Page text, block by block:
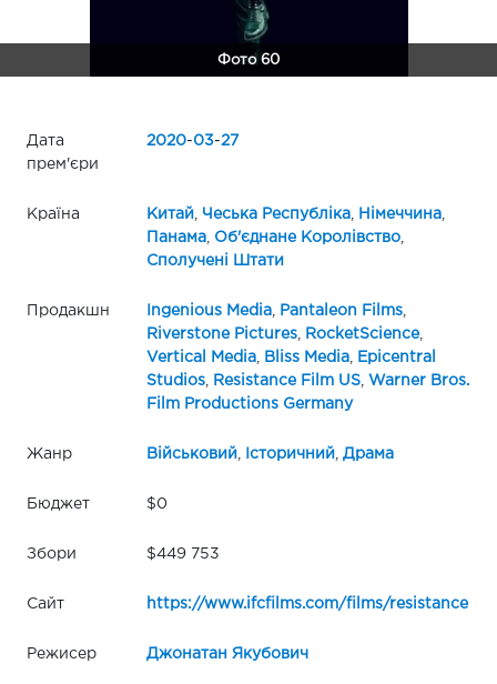
Фото 60
Дата
прем'єри
2020-03-27
Країна Китай Чеська Республіка, Німеччина,
Панама, Об'єднане Королівство,
Сполучені Штати
Продакшн Ingenious Media, Pantaleon Films,
Riverstone Pictures, RocketScience,
Vertical Media, Bliss Media,
Epicentral
Studios, Resistance Film US,
Warner Bros.
Film Productions Germany
Жанр Військовий Історичний Драма
Бюджет $0
Збори $449 753
Сайт https://www.ifcfilms.com/films/resistance
Режисер Джонатан Якубович